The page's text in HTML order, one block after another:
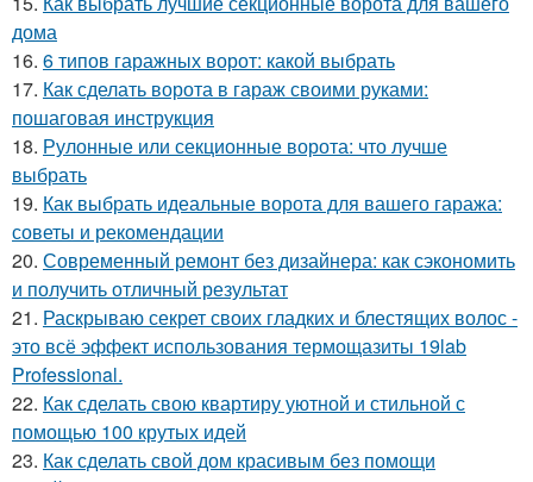
дома
16. 6 типов гаражных ворот: какой выбрать
17. Как сделать ворота в гараж своими руками:
пошаговая инструкция
18. Рулонные или секционные ворота: что лучше
выбрать
19. Как выбрать идеальные ворота для вашего гаража:
советы и рекомендации
20. Современный ремонт без дизайнера: как сэкономить
и получить отличный результат
21. Раскрываю секрет своих гладких и блестящих волос -
это всё эффект использования термощазиты 19lab
Professional.
22. Как сделать свою квартиру уютной и стильной с
помощью 100 крутых идей
23. Как сделать свой дом красивым без помощи